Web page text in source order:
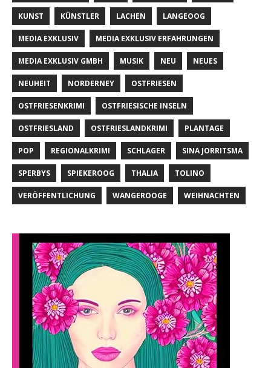
KUNST KÜNSTLER LACHEN LANGEOOG
MEDIA EXKLUSIV MEDIA EXKLUSIV ERFAHRUNGEN
MEDIA EXKLUSIV GMBH MUSIK NEU NEUES
NEUHEIT NORDERNEY OSTFRIESEN
OSTFRIESENKRIMI OSTFRIESISCHE INSELN
OSTFRIESLAND OSTFRIESLANDKRIMI PLANTAGE
POP REGIONALKRIMI SCHLAGER SINA JORRITSMA
SPERBYS SPIEKEROOG THALIA TOLINO
VERÖFFENTLICHUNG WANGEROOGE WEIHNACHTEN